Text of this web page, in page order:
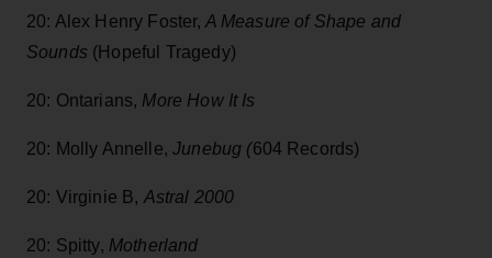
20: Alex Henry Foster, A Measure of Shape and
Sounds (Hopeful Tragedy)
20: Ontarians, More How It Is
20: Molly Annelle,Junebug (604 Records)
20: Virginie B, Astral 2000
20: Spitty, Motherland